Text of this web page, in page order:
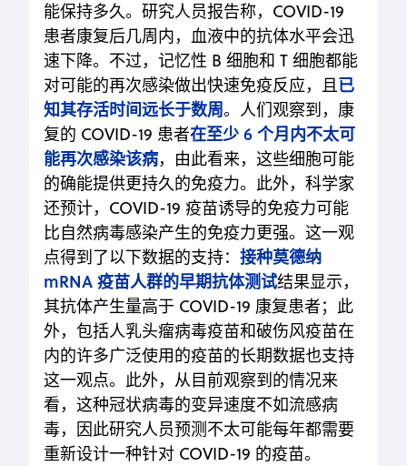
能保持多久。研究人员报告称，COVID-19
患者康复后几周内，血液中的抗体水平会迅
速下降。不过，记忆性 B 细胞和 T 细胞都能
对可能的再次感染做出快速免疫反应，且已
知其存活时间远长于数周。人们观察到，康
复的 COVID-19 患者在至少 6 个月内不太可
能再次感染该病，由此看来，这些细胞可能
的确能提供更持久的免疫力。此外，科学家
还预计，COVID-19 疫苗诱导的免疫力可能
比自然病毒感染产生的免疫力更强。这一观
点得到了以下数据的支持： 接种莫德纳
mRNA 疫苗人群的早期抗体测试结果显示，
其抗体产生量高于 COVID-19 康复患者；此
外，包括人乳头瘤病毒疫苗和破伤风疫苗在
内的许多广泛使用的疫苗的长期数据也支持
这一观点。此外，从目前观察到的情况来
看，这种冠状病毒的变异速度不如流感病
毒，因此研究人员预测不太可能每年都需要
重新设计一种针对 COVID-19 的疫苗。